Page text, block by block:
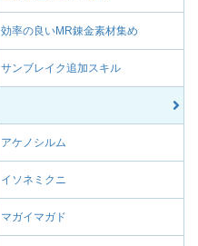
効率の良いMR錬金素材集め
サンブレイク追加スキル
アケノシルム
イソネミクニ
マガイマガド